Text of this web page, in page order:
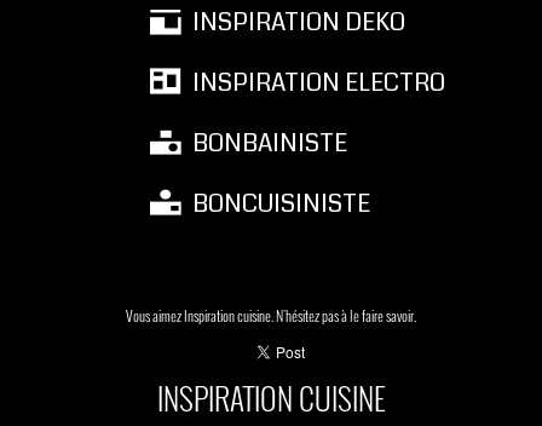
INSPIRATION DEKO
INSPIRATION ELECTRO
BONBAINISTE
BONCUISINISTE
Vous aimez Inspiration cuisine. N'hésitez pas à le faire savoir.
INSPIRATION CUISINE